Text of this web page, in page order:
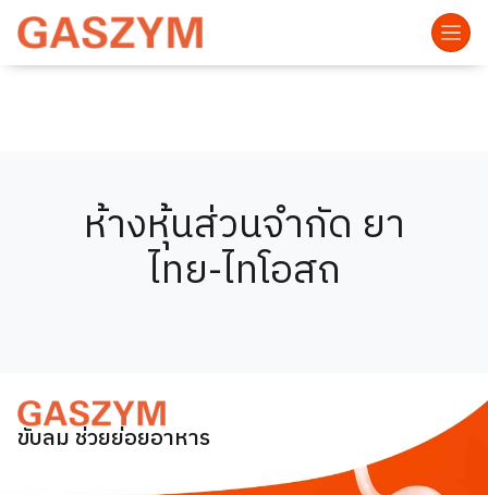
ห้างหุ้นส่วนจำกัด ยา
ไทย-ไทโอสถ
ขับลม ช่วยย่อยอาหาร